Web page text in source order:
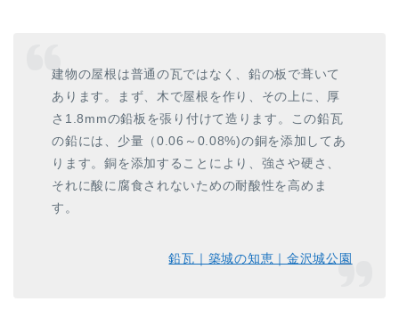
建物の屋根は普通の瓦ではなく、鉛の板で葺いて
あります。まず、木で屋根を作り、その上に、厚
さ1.8mmの鉛板を張り付けて造ります。この鉛瓦
の鉛には、少量（0.06～0.08%)の銅を添加してあ
ります。銅を添加することにより、強さや硬さ、
それに酸に腐食されないための耐酸性を高めま
す。
鉛瓦｜築城の知恵｜金沢城公園